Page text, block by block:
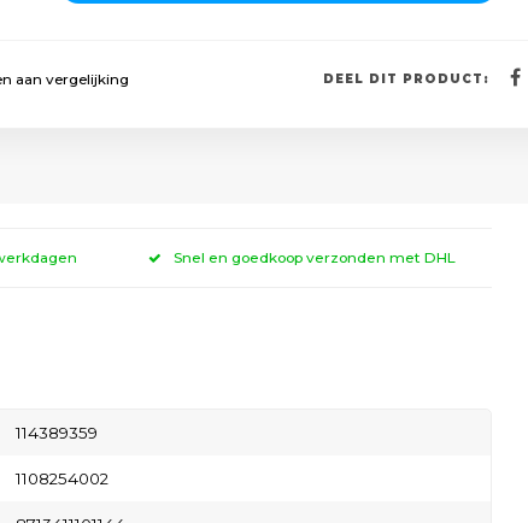
aan vergelijking DEEL DIT PRODUCT:
Snel en goedkoop verzonden met DHL
114389359
1108254002